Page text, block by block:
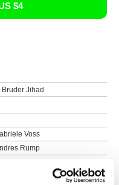
$4
Jihad
Voss
Rump